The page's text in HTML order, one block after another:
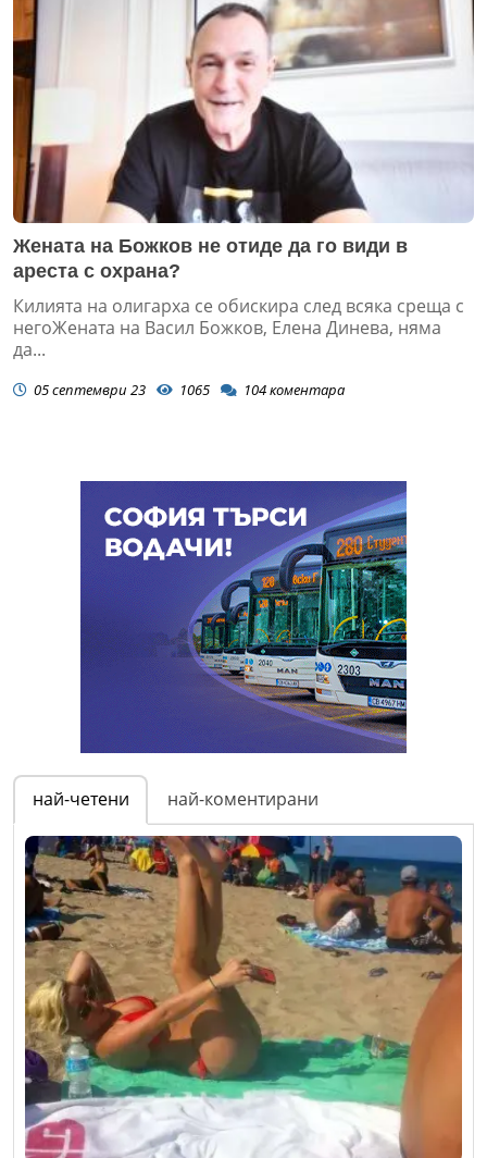
Жената на Божков не отиде да го види в
ареста с охрана?
Килията на олигарха се обискира след всяка среща с
негоЖената на Васил Божков, Елена Динева, няма
да...
05 септември 23 1065 104коментара
най-четени най-коментирани